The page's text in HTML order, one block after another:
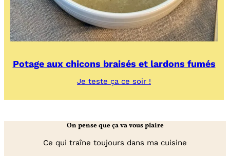
Potage aux chicons braisés et lardons fumés
Je teste ça ce soir !
aux
et
fumés
On pense que ça va vous plaire
Ce qui traîne toujours dans ma cuisine